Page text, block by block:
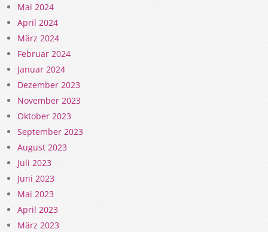
Mai 2024
April 2024
März 2024
Februar 2024
Januar 2024
Dezember 2023
November 2023
Oktober 2023
September 2023
August 2023
Juli 2023
Juni 2023
Mai 2023
April 2023
März 2023